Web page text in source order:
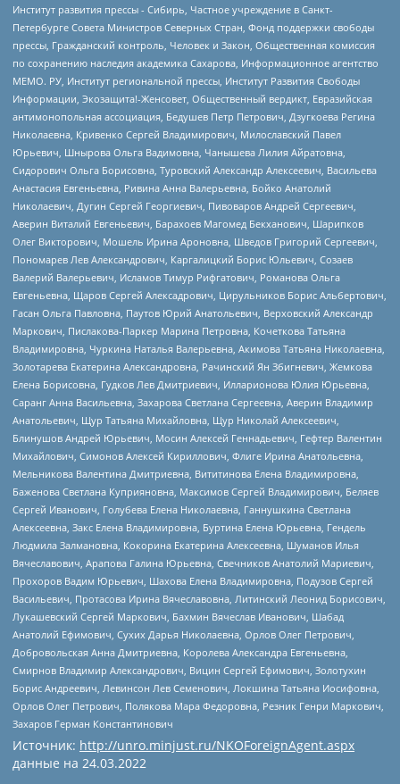
Институт развития прессы - Сибирь, Частное учреждение в Санкт-
Петербурге Совета Министров Северных Стран, Фонд поддержки свободы
прессы, Гражданский контроль, Человек и Закон, Общественная комиссия
по сохранению наследия академика Сахарова, Информационное агентство
МЕМО. РУ, Институт региональной прессы, Институт Развития Свободы
Информации, Экозащита!-Женсовет, Общественный вердикт, Евразийская
антимонопольная ассоциация, Бедушев Петр Петрович, Дзугкоева Регина
Николаевна, Кривенко Сергей Владимирович, Милославский Павел
Юрьевич, Шнырова Ольга Вадимовна, Чанышева Лилия Айратовна,
Сидорович Ольга Борисовна, Туровский Александр Алексеевич, Васильева
Анастасия Евгеньевна, Ривина Анна Валерьевна, Бойко Анатолий
Николаевич, Дугин Сергей Георгиевич, Пивоваров Андрей Сергеевич,
Аверин Виталий Евгеньевич, Барахоев Магомед Бекханович, Шарипков
Олег Викторович, Мошель Ирина Ароновна, Шведов Григорий Сергеевич,
Пономарев Лев Александрович, Каргалицкий Борис Юльевич, Созаев
Валерий Валерьевич, Исламов Тимур Рифгатович, Романова Ольга
Евгеньевна, Щаров Сергей Алексадрович, Цирульников Борис Альбертович,
Гасан Ольга Павловна, Паутов Юрий Анатольевич, Верховский Александр
Маркович, Пислакова-Паркер Марина Петровна, Кочеткова Татьяна
Владимировна, Чуркина Наталья Валерьевна, Акимова Татьяна Николаевна,
Золотарева Екатерина Александровна, Рачинский Ян Збигневич, Жемкова
Елена Борисовна, Гудков Лев Дмитриевич, Илларионова Юлия Юрьевна,
Саранг Анна Васильевна, Захарова Светлана Сергеевна, Аверин Владимир
Анатольевич, Щур Татьяна Михайловна, Щур Николай Алексеевич,
Блинушов Андрей Юрьевич, Мосин Алексей Геннадьевич, Гефтер Валентин
Михайлович, Симонов Алексей Кириллович, Флиге Ирина Анатольевна,
Мельникова Валентина Дмитриевна, Вититинова Елена Владимировна,
Баженова Светлана Куприяновна, Максимов Сергей Владимирович, Беляев
Сергей Иванович, Голубева Елена Николаевна, Ганнушкина Светлана
Алексеевна, Закс Елена Владимировна, Буртина Елена Юрьевна, Гендель
Людмила Залмановна, Кокорина Екатерина Алексеевна, Шуманов Илья
Вячеславович, Арапова Галина Юрьевна, Свечников Анатолий Мариевич,
Прохоров Вадим Юрьевич, Шахова Елена Владимировна, Подузов Сергей
Васильевич, Протасова Ирина Вячеславовна, Литинский Леонид Борисович,
Лукашевский Сергей Маркович, Бахмин Вячеслав Иванович, Шабад
Анатолий Ефимович, Сухих Дарья Николаевна, Орлов Олег Петрович,
Добровольская Анна Дмитриевна, Королева Александра Евгеньевна,
Смирнов Владимир Александрович, Вицин Сергей Ефимович, Золотухин
Борис Андреевич, Левинсон Лев Семенович, Локшина Татьяна Иосифовна,
Орлов Олег Петрович, Полякова Мара Федоровна, Резник Генри Маркович,
Захаров Герман Константинович
Источник: http://unro.minjust.ru/NKOForeignAgent.aspx
данные на 24.03.2022